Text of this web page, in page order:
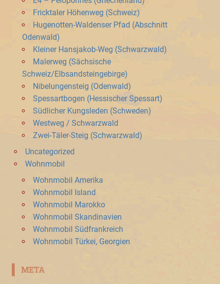
Fricktaler Höhenweg (Schweiz)
Hugenotten-Waldenser Pfad (Abschnitt
Odenwald)
Kleiner Hansjakob-Weg (Schwarzwald)
Malerweg (Sächsische
Schweiz/Elbsandsteingebirge)
Nibelungensteig (Odenwald)
Spessartbogen (Hessischer Spessart)
Südlicher Kungsleden (Schweden)
Westweg / Schwarzwald
Zwei-Täler-Steig (Schwarzwald)
Uncategorized
Wohnmobil
Wohnmobil Amerika
Wohnmobil Island
Wohnmobil Marokko
Wohnmobil Skandinavien
Wohnmobil Südfrankreich
Wohnmobil Türkei, Georgien
META